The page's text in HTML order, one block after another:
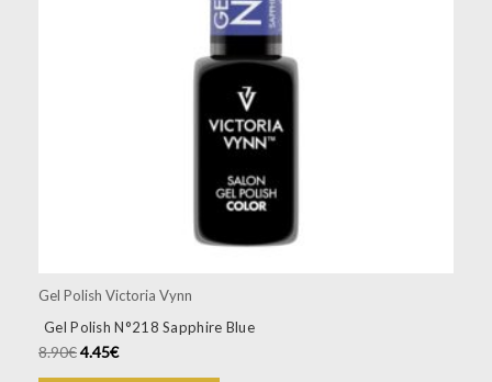
Gel Polish Victoria Vynn
Gel Polish N°218 Sapphire Blue
8.90€4.45€